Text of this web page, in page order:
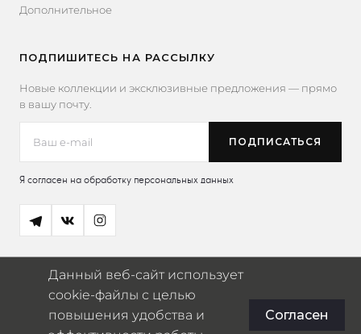
Дополнительное
ПОДПИШИТЕСЬ НА РАССЫЛКУ
Новые коллекции и эксклюзивные предложения — прямо
в вашу почту.
Я согласен на обработку персональных данных
© 2026 Miaowser
ИП Югай Владислав Александрович · ИНН: 770375613841 ·
Данный веб-сайт использует
cookie-файлы с целью
повышения удобства и
Согласен